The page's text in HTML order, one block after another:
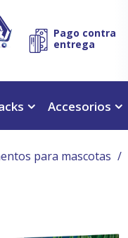
Pago contra
entrega
Accesorios
para mascotas